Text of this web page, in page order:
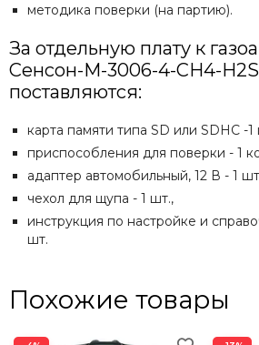
методика поверки (на партию).
За отдельную плату к
Сенсон-М-3006-4-CH4-
поставляются:
карта памяти типа SD или SDHC -1
приспособления для поверки - 1
адаптер автомобильный, 12 В - 1
чехол для щупа - 1 шт.,
инструкция по настройке и
шт.
Похожие товары